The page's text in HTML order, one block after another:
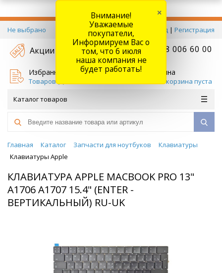
Не выбрано Вход | Регистрация
Акции +7 778 006 60 00
Избранное
Товаров (
Корзина
Ваша корзина пуста
Каталог товаров
Главная Каталог Запчасти для ноутбуков
Клавиатуры
Клавиатуры Apple
КЛАВИАТУРА APPLE MACBOOK PRO 13"
A1706 A1707 15.4" (ENTER -
ВЕРТИКАЛЬНЫЙ) RU-UK
Внимание!
Уважаемые
покупатели,
Информируем Вас о
том, что 6 июля
наша компания не
будет работать!
×